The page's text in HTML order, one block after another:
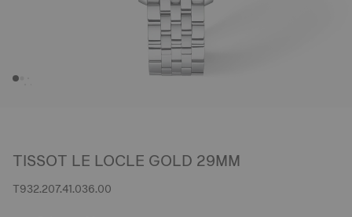
TISSOT LE LOCLE GOLD 29MM
T932.207.41.036.00